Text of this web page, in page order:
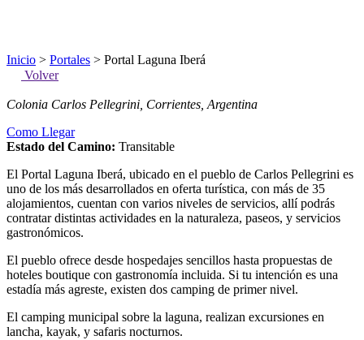
Inicio > Portales > Portal Laguna Iberá
Volver
Colonia Carlos Pellegrini, Corrientes, Argentina
Como Llegar
Estado del Camino: Transitable
El Portal Laguna Iberá, ubicado en el pueblo de Carlos Pellegrini es
uno de los más desarrollados en oferta turística, con más de 35
alojamientos, cuentan con varios niveles de servicios, allí podrás
contratar distintas actividades en la naturaleza, paseos, y servicios
gastronómicos.
El pueblo ofrece desde hospedajes sencillos hasta propuestas de
hoteles boutique con gastronomía incluida. Si tu intención es una
estadía más agreste, existen dos camping de primer nivel.
El camping municipal sobre la laguna, realizan excursiones en
lancha, kayak, y safaris nocturnos.